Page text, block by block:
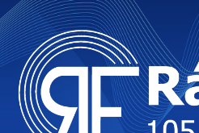
Skip
to
content